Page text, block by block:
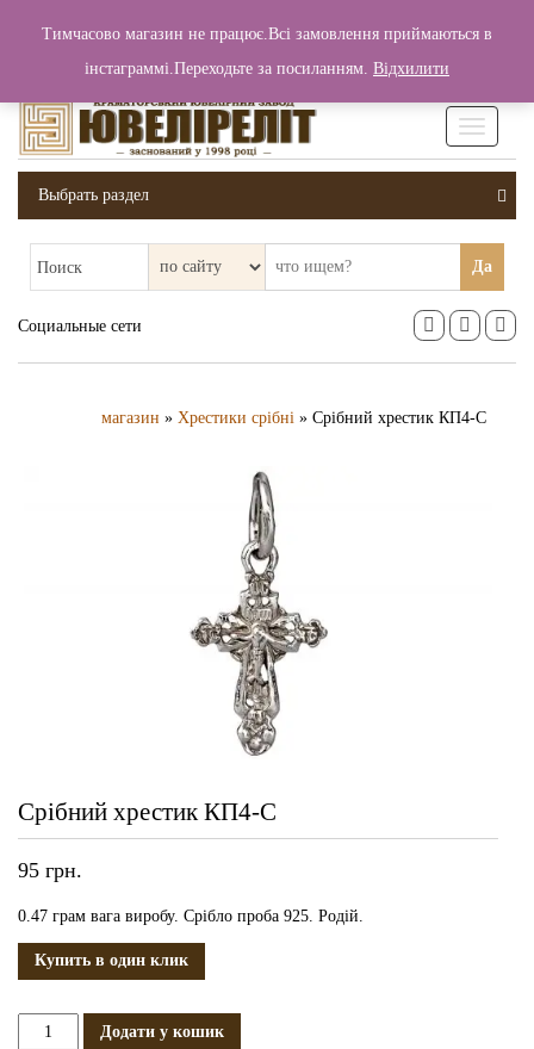
Вход / Регистрация 0 грн.
Выбрать раздел
Поиск Да
Социальные сети
магазин » Хрестики срібні » Срібний хрестик КП4-С
Срібний хрестик КП4-С
95 грн.
0.47 грам вага виробу. Срібло проба 925. Родій.
Купить в один клик
Срібний
Додати у кошик
Тимчасово магазин не працює.Всі замовлення приймаються в
інстаграммі.Переходьте за посиланням. Відхилити